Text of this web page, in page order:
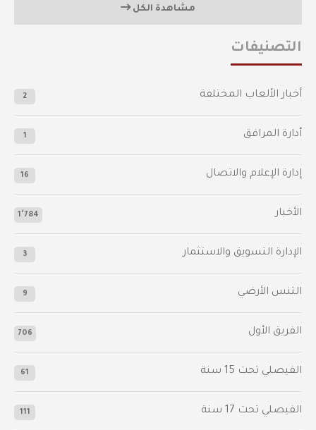
مشاهدة الكل
التصنيفات
أخبار الألعاب المختلفة 2
أدارة المرافق 1
إدارة الإعلام والاتصال 16
الأخبار 1٬784
الإدارة التسويق والاستثمار 3
التنس الأرضي 9
الفريق الأول 706
الفيصلي‬⁩ تحت 15 سنة 61
‫الفيصلي‬⁩ تحت 17 سنة 111